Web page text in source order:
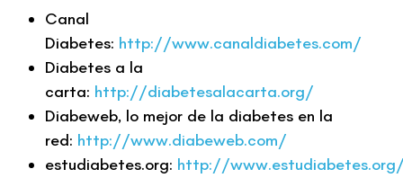
Canal
Diabetes: http://www.canaldiabetes.com/
Diabetes a la
carta: http://diabetesalacarta.org/
Diabeweb, lo mejor de la diabetes en la
red: http://www.diabeweb.com/
estudiabetes.org: http://